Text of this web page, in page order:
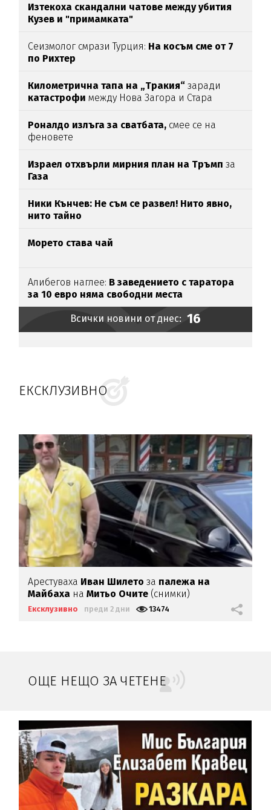
Изтекоха скандални чатове между убития
Кузев и "примамката"
Сеизмолог смрази Турция: На косъм сме от 7
по Рихтер
Километрична тапа на „Тракия“ заради
катастрофи между Нова Загора и Стара
Роналдо излъга за сватбата, смее се на
феновете
Израел отхвърли мирния план на Тръмп за
Газа
Ники Кънчев: Не съм се развел! Нито явно,
нито тайно
Морето става чай
Алибегов наглее: В заведението с таратора
за 10 евро няма свободни места
Всички новини от днес: 16
ЕКСКЛУЗИВНО
Арестуваха Иван Шилетоза палежа на
Майбаха наМитьо Очите (снимки)
Ексклузивно преди 2 дни 13474
ОЩЕ НЕЩО ЗА ЧЕТЕНЕ